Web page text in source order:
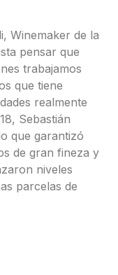
Winemaker de la
pensar que
trabajamos
que tiene
realmente
Sebastián
que garantizó
de gran fineza y
niveles
parcelas de